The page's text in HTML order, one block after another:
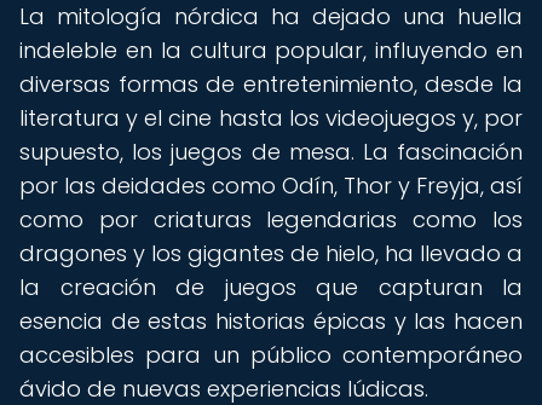
La mitología nórdica ha dejado una huella
indeleble en la cultura popular, influyendo en
diversas formas de entretenimiento, desde la
literatura y el cine hasta los videojuegos y, por
supuesto, los juegos de mesa. La fascinación
por las deidades como Odín, Thor y Freyja, así
como por criaturas legendarias como los
dragones y los gigantes de hielo, ha llevado a
la creación de juegos que capturan la
esencia de estas historias épicas y las hacen
accesibles para un público contemporáneo
ávido de nuevas experiencias lúdicas.